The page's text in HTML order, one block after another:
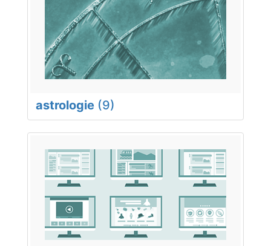
astrologie (9)